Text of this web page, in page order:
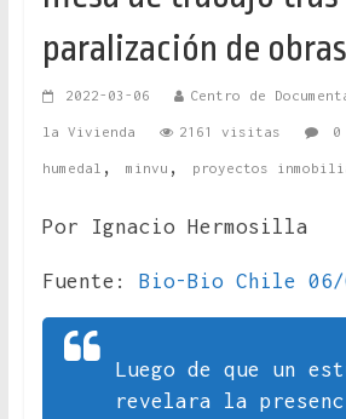
paralización de obras
2022-03-06 Centro de
la Vivienda 2161 visitas 0
humedal , minvu , proyectos
Por Ignacio Hermosilla
Fuente: Bio-Bio Chile 06/
Luego de que un
revelara la